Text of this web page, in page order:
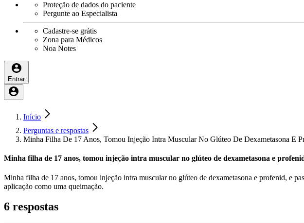
Proteção de dados do paciente
Pergunte ao Especialista
Cadastre-se grátis
Zona para Médicos
Noa Notes
Entrar
Início
Perguntas e respostas
Minha Filha De 17 Anos, Tomou Injeção Intra Muscular No Glúteo De Dexametasona E
Minha filha de 17 anos, tomou injeção intra muscular no glúteo de dexametasona e
Minha filha de 17 anos, tomou injeção intra muscular no glúteo de dexametasona e profenid, e
aplicação como uma queimação.
6 respostas